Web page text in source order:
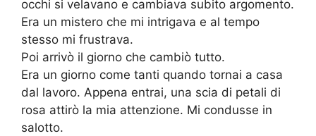
occhi si velavano e cambiava subito argomento.
Era un mistero che mi intrigava e al tempo
stesso mi frustrava.
Poi arrivò il giorno che cambiò tutto.
Era un giorno come tanti quando tornai a casa
dal lavoro. Appena entrai, una scia di petali di
rosa attirò la mia attenzione. Mi condusse in
salotto.